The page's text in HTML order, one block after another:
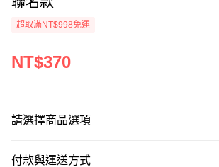
超取滿NT$998免運
NT$370
請選擇商品選項
付款與運送方式